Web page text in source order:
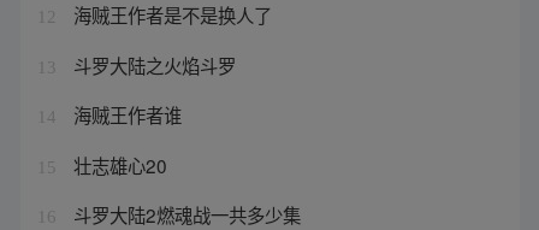
12 海贼王作者是不是换人了
13 斗罗大陆之火焰斗罗
14 海贼王作者谁
15 壮志雄心20
16 斗罗大陆2燃魂战一共多少集